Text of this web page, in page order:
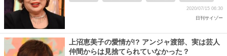
2020/07/15 06:30
日刊サイゾー
上沼恵美子の愛情が!? アンジャ渡部、実は芸人
仲間からは見捨てられていなかった？